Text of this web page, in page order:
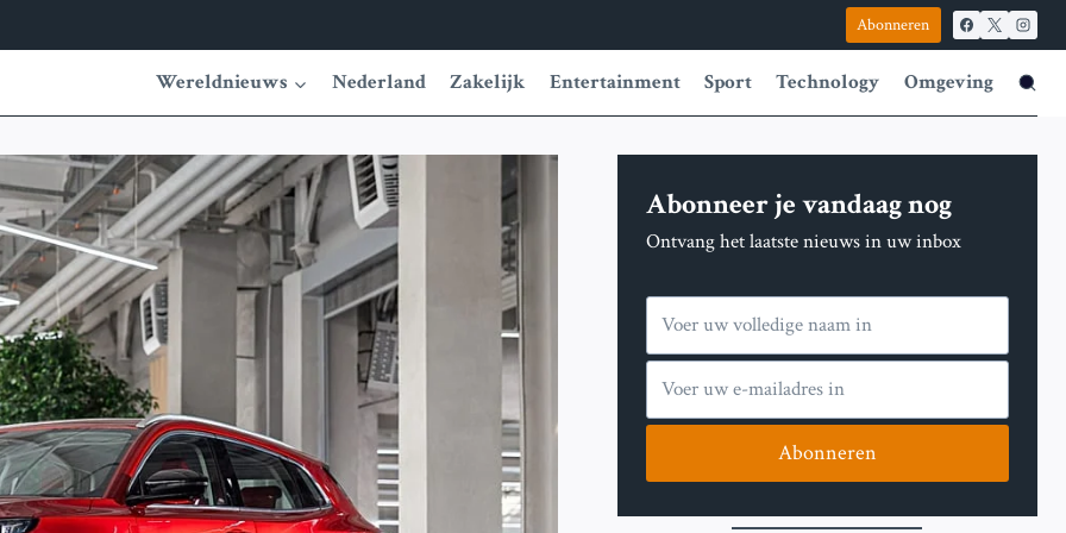
Abonneren
Wereldnieuws Nederland Zakelijk Entertainment Sport Technology Omgeving
Abonneer je vandaag nog
Ontvang het laatste nieuws in uw inbox
Abonneren